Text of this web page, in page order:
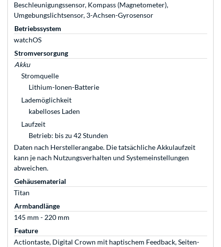
Beschleunigungssensor, Kompass (Magnetometer),
Umgebungslichtsensor, 3-Achsen-Gyrosensor
Betriebssystem
watchOS
Stromversorgung
Akku
Stromquelle
Lithium-Ionen-Batterie
Lademöglichkeit
kabelloses Laden
Laufzeit
Betrieb: bis zu 42 Stunden
Daten nach Herstellerangabe. Die tatsächliche Akkulaufzeit
kann je nach Nutzungsverhalten und Systemeinstellungen
abweichen.
Gehäusematerial
Titan
Armbandlänge
145 mm - 220 mm
Feature
Actiontaste, Digital Crown mit haptischem Feed­back, Seiten­